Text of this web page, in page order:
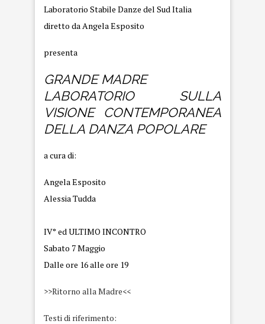
Laboratorio Stabile Danze del Sud Italia
diretto da Angela Esposito
presenta
GRANDE MADRE
LABORATORIO SULLA
VISIONE CONTEMPORANEA
DELLA DANZA POPOLARE
a cura di:
Angela Esposito
Alessia Tudda
IV° ed ULTIMO INCONTRO
Sabato 7 Maggio
Dalle ore 16 alle ore 19
>>Ritorno alla Madre<<
Testi di riferimento: